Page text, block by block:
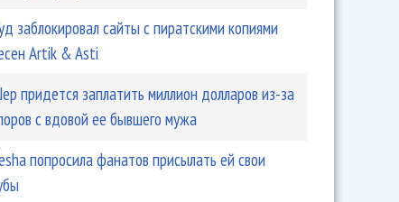
заблокировал сайты с пиратскими копиями
Artik & Asti
придется заплатить миллион долларов из-за
с вдовой ее бывшего мужа
попросила фанатов присылать ей свои